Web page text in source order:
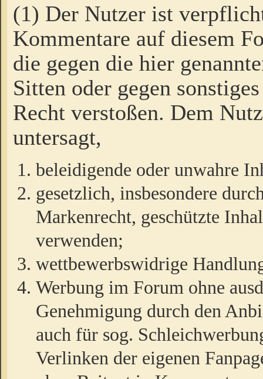
(1) Der Nutzer ist
Kommentare auf diesem
die gegen die hier
Sitten oder gegen
Recht verstoßen. Dem
untersagt,
beleidigende oder unwahre
gesetzlich, insbesondere
Markenrecht, geschützte
verwenden;
wettbewerbswidrige
Werbung im Forum ohne
Genehmigung durch den
auch für sog.
Verlinken der eigenen